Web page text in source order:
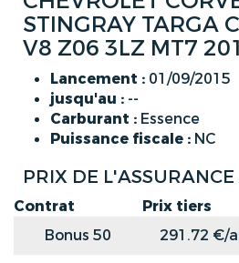
STINGRAY TARGA
V8 Z06 3LZ MT7
Lancement : 01/09/2015
jusqu'au : --
Carburant : Essence
Puissance fiscale : NC
PRIX DE
Contrat Prix tiers
Bonus 50
291.72 €/